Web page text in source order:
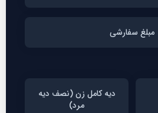
مبلغ سفارشی
دیه کامل زن (نصف دیه
مرد)